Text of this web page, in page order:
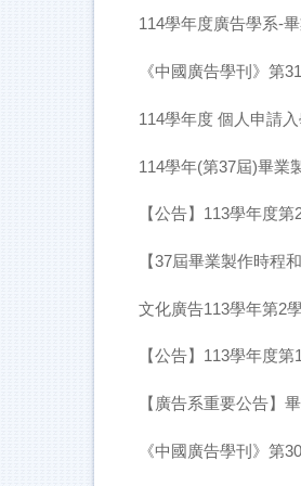
114學年度廣告學系-
《中國廣告學刊》第
114學年度 個人申請
114學年(第37屆)畢業
【公告】113學年度
【37屆畢業製作時程
文化廣告113學年第2
【公告】113學年度
【廣告系重要公告】
《中國廣告學刊》第